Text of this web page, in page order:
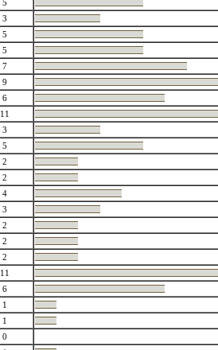
5
3
5
5
7
9
6
11
3
5
2
2
4
3
2
2
2
11
6
1
1
0